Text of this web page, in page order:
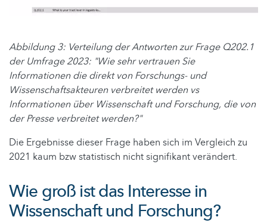
Abbildung 3: Verteilung der Antworten zur Frage Q202.1
der Umfrage 2023: "Wie sehr vertrauen Sie
Informationen die direkt von Forschungs- und
Wissenschaftsakteuren verbreitet werden vs
Informationen über Wissenschaft und Forschung, die von
der Presse verbreitet werden?"
Die Ergebnisse dieser Frage haben sich im Vergleich zu
2021 kaum bzw statistisch nicht signifikant verändert.
Wie groß ist das Interesse in
Wissenschaft und Forschung?